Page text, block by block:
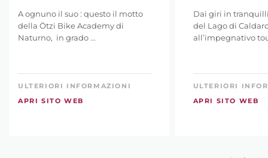
A ognuno il suo : questo il motto
della Ötzi Bike Academy di
Naturno, in grado ...
ULTERIORI INFORMAZIONI
APRI SITO WEB
Dai giri in
del Lago di
all’impegnativo
ULTERIORI
APRI SITO WEB